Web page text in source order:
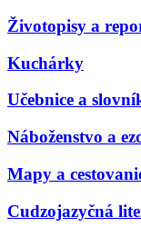
Životopisy a
Kuchárky
Učebnice a
Náboženstvo a
Mapy a
Cudzojazyčná